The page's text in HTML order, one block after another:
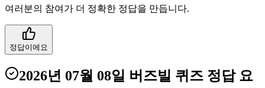
여러분의 참여가 더 정확한 정답을 만듭니다.
정답이에요
2026년 07월 08일 버즈빌 퀴즈 정답 요